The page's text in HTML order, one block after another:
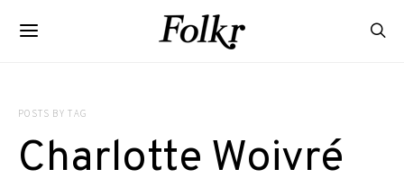
POSTS BY TAG
Charlotte Woivré